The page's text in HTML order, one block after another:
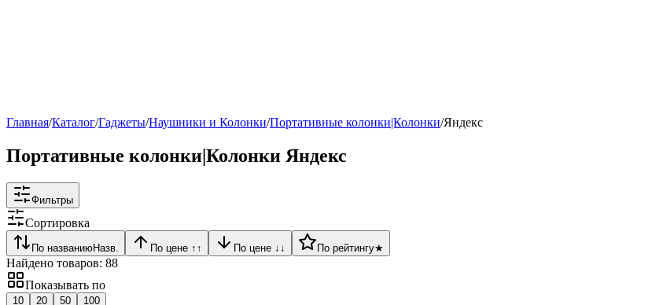
Главная/Каталог/Гаджеты/Наушники и Колонки/Портативные колонки|Колонки/Яндекс
Портативные колонки|Колонки Яндекс
Фильтры
Сортировка
По названиюНазв. По цене ↑ ↑ По цене ↓ ↓ По рейтингу★
Найдено товаров: 88
Показывать по
10 20 50 100